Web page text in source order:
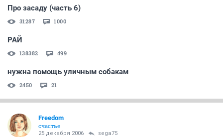
Про засаду (часть 6)
31287 1000
РАЙ
138382 499
нужна помощь уличным собакам
2450 21
Freedom
счастье
25 декабря 2006 sega75